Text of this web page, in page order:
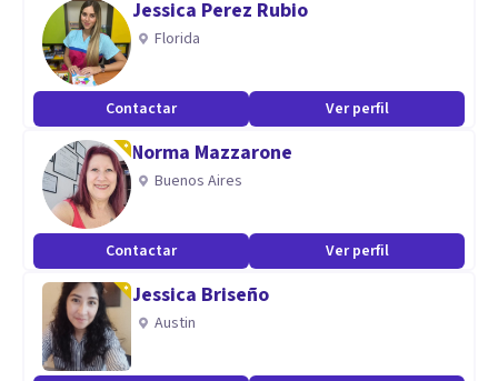
Jessica Perez Rubio
Florida
Contactar Ver perfil
Norma Mazzarone
Buenos Aires
Contactar Ver perfil
Jessica Briseño
Austin